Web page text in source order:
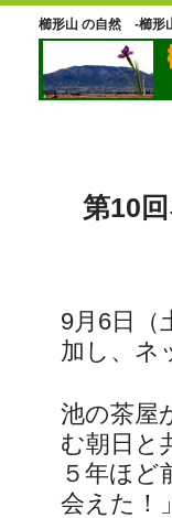
櫛形山 の自然 -櫛形
第10
9月6日（
加し、ネ
池の茶屋
む朝日と
５年ほ
会えた！